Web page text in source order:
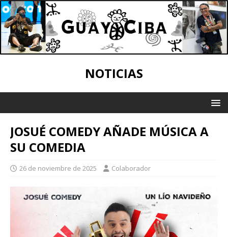
NOTICIAS
JOSUÉ COMEDY AÑADE MÚSICA A
SU COMEDIA
26 de noviembre de 2025 Colaborador